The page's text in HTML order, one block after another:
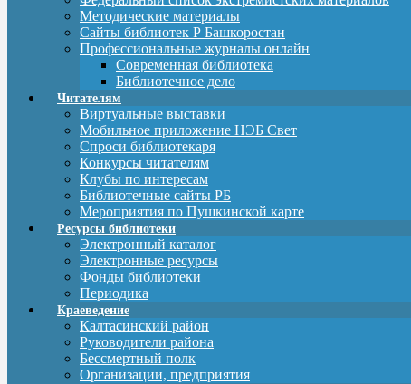
Методические материалы
Сайты библиотек Р Башкоростан
Профессиональные журналы онлайн
Современная библиотека
Библиотечное дело
Читателям
Виртуальные выставки
Мобильное приложение НЭБ Свет
Спроси библиотекаря
Конкурсы читателям
Клубы по интересам
Библиотечные сайты РБ
Мероприятия по Пушкинской карте
Ресурсы библиотеки
Электронный каталог
Электронные ресурсы
Фонды библиотеки
Периодика
Краеведение
Калтасинский район
Руководители района
Бессмертный полк
Организации, предприятия